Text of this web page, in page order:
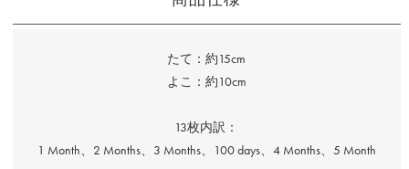
たて：約15cm
よこ：約10cm
13枚内訳：
1 Month、2 Months、3 Months、100 days、4 Months、5 Month